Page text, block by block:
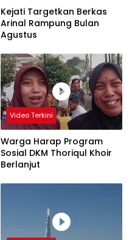
Kejati Targetkan Berkas
Arinal Rampung Bulan
Agustus
Video Terkini
Warga Harap Program
Sosial DKM Thoriqul Khoir
Berlanjut